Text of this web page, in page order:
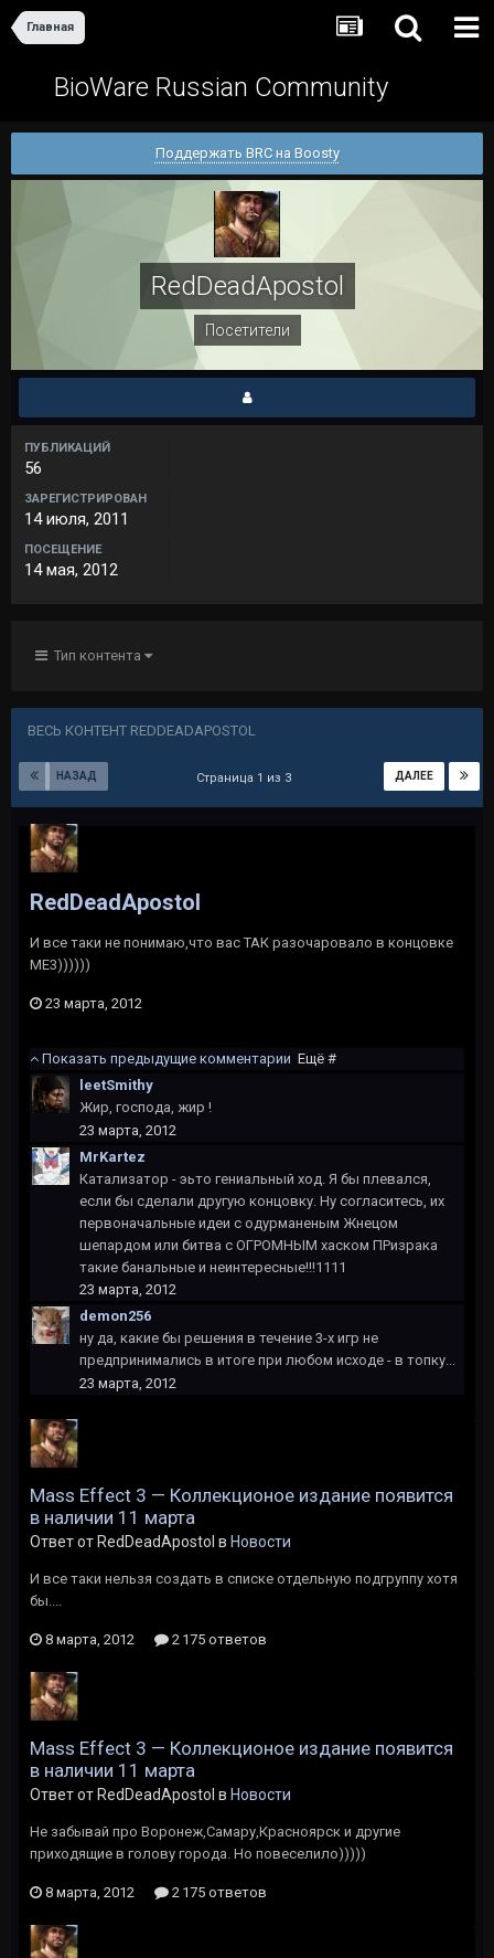
Главная
BioWare Russian Community
Поддержать BRC на Boosty
RedDeadApostol
Посетители
ПУБЛИКАЦИЙ
56
ЗАРЕГИСТРИРОВАН
14 июля, 2011
ПОСЕЩЕНИЕ
14 мая, 2012
Тип контента
ВЕСЬ КОНТЕНТ REDDEADAPOSTOL
НАЗАД ДАЛЕЕ
Страница 1 из 3
RedDeadApostol
И все таки не понимаю,что вас ТАК разочаровало в концовке
МЕ3))))))
23 марта, 2012
Показать предыдущие комментарии Ещё #
leetSmithy
Жир, господа, жир !
23 марта, 2012
MrKartez
Катализатор - эьто гениальный ход. Я бы плевался,
если бы сделали другую концовку. Ну согласитесь, их
первоначальные идеи с одурманеным Жнецом
шепардом или битва с ОГРОМНЫМ хаском ПРизрака
такие банальные и неинтересные!!!1111
23 марта, 2012
demon256
ну да, какие бы решения в течение 3-х игр не
предпринимались в итоге при любом исходе - в топку...
23 марта, 2012
Mass Effect 3 — Коллекционое издание появится
в наличии 11 марта
Ответ от RedDeadApostol в Новости
И все таки нельзя создать в списке отдельную подгруппу хотя
бы....
8 марта, 2012 2 175 ответов
Mass Effect 3 — Коллекционое издание появится
в наличии 11 марта
Ответ от RedDeadApostol в Новости
Не забывай про Воронеж,Самару,Красноярск и другие
приходящие в голову города. Но повеселило)))))
8 марта, 2012 2 175 ответов